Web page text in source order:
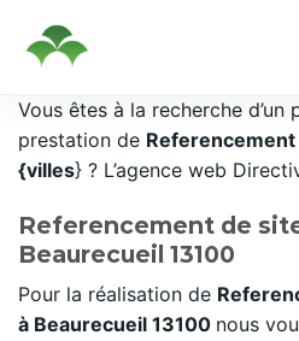
Passer
au
contenu
Vous êtes à la recherche
prestation de
{villes} ? L’agence web
Referencement de
Beaurecueil 13100
Pour la réalisation de
à Beaurecueil 13100 nous